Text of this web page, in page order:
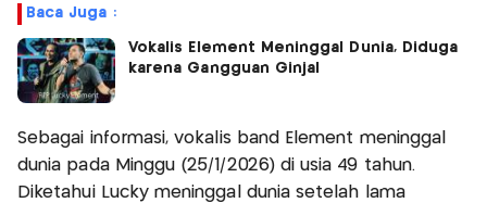
Baca Juga :
Vokalis Element Meninggal Dunia, Diduga
karena Gangguan Ginjal
Sebagai informasi, vokalis band Element meninggal
dunia pada Minggu (25/1/2026) di usia 49 tahun.
Diketahui Lucky meninggal dunia setelah lama